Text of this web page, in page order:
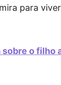
para
sobre o filho